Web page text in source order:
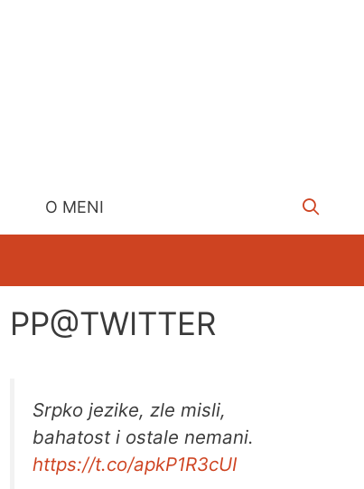
O MENI
PP@TWITTER
Srpko jezike, zle misli,
bahatost i ostale nemani.
https://t.co/apkP1R3cUI